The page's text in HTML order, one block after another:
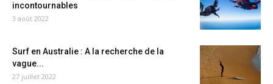
incontournables
3 août 2022
Surf en Australie : A la recherche de la
vague...
27 juillet 2022